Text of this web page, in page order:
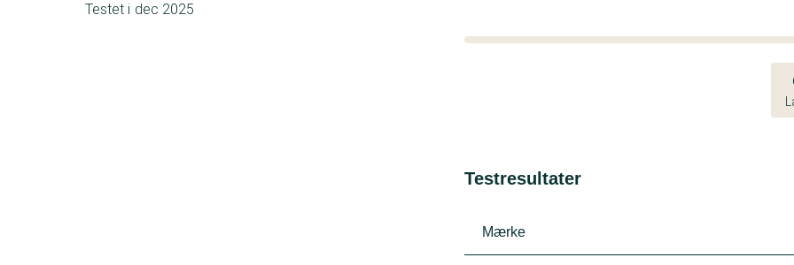
Testet i dec 2025
Testresultater
Mærke